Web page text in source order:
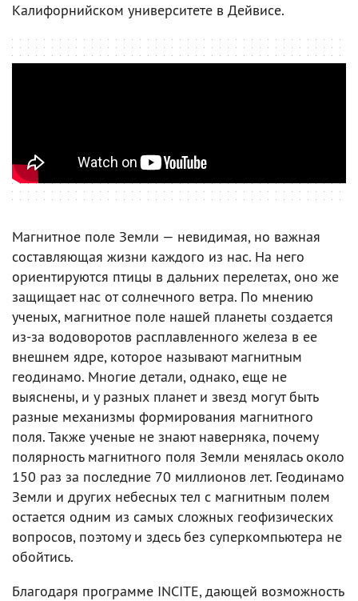
Калифорнийском университете в Дейвисе.
Магнитное поле Земли — невидимая, но важная
составляющая жизни каждого из нас. На него
ориентируются птицы в дальних перелетах, оно же
защищает нас от солнечного ветра. По мнению
ученых, магнитное поле нашей планеты создается
из-за водоворотов расплавленного железа в ее
внешнем ядре, которое называют магнитным
геодинамо. Многие детали, однако, еще не
выяснены, и у разных планет и звезд могут быть
разные механизмы формирования магнитного
поля. Также ученые не знают наверняка, почему
полярность магнитного поля Земли менялась около
150 раз за последние 70 миллионов лет. Геодинамо
Земли и других небесных тел с магнитным полем
остается одним из самых сложных геофизических
вопросов, поэтому и здесь без суперкомпьютера не
обойтись.
Благодаря программе INCITE, дающей возможность